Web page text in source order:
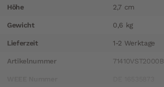
Höhe 2,7 cm
Gewicht 0,6 kg
Lieferzeit 1-2 Werktage
Artikelnummer 71410VST2000B